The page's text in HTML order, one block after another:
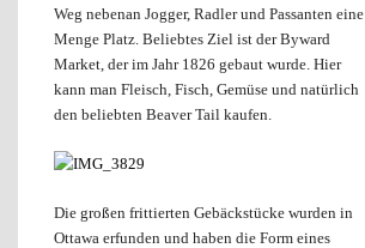
Weg nebenan Jogger, Radler und Passanten eine
Menge Platz. Beliebtes Ziel ist der Byward
Market, der im Jahr 1826 gebaut wurde. Hier
kann man Fleisch, Fisch, Gemüse und natürlich
den beliebten Beaver Tail kaufen.
Die großen frittierten Gebäckstücke wurden in
Ottawa erfunden und haben die Form eines